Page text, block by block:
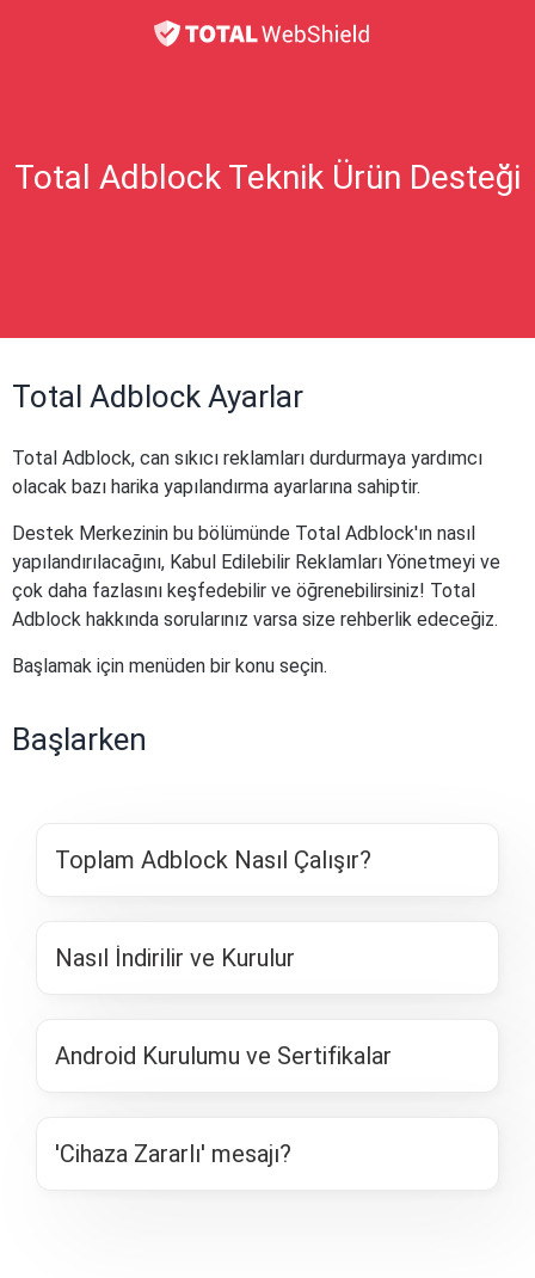
Total Adblock Teknik Ürün Desteği
Total Adblock Ayarlar
Total Adblock, can sıkıcı reklamları durdurmaya yardımcı
olacak bazı harika yapılandırma ayarlarına sahiptir.
Destek Merkezinin bu bölümünde Total Adblock'ın nasıl
yapılandırılacağını, Kabul Edilebilir Reklamları Yönetmeyi ve
çok daha fazlasını keşfedebilir ve öğrenebilirsiniz! Total
Adblock hakkında sorularınız varsa size rehberlik edeceğiz.
Başlamak için menüden bir konu seçin.
Başlarken
Toplam Adblock Nasıl Çalışır?
Nasıl İndirilir ve Kurulur
Android Kurulumu ve Sertifikalar
'Cihaza Zararlı' mesajı?